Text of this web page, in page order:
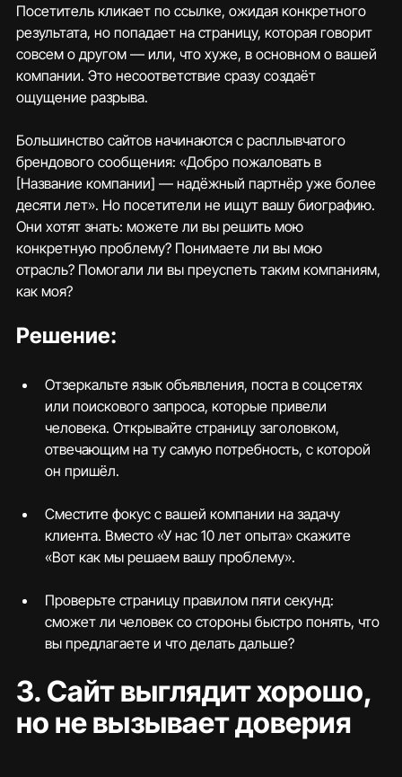
Посетитель кликает по ссылке, ожидая конкретного
результата, но попадает на страницу, которая говорит
совсем о другом — или, что хуже, в основном о вашей
компании. Это несоответствие сразу создаёт
ощущение разрыва.
Большинство сайтов начинаются с расплывчатого
брендового сообщения: «Добро пожаловать в
[Название компании] — надёжный партнёр уже более
десяти лет». Но посетители не ищут вашу биографию.
Они хотят знать: можете ли вы решить мою
конкретную проблему? Понимаете ли вы мою
отрасль? Помогали ли вы преуспеть таким компаниям,
как моя?
Решение:
Отзеркальте язык объявления, поста в соцсетях
или поискового запроса, которые привели
человека. Открывайте страницу заголовком,
отвечающим на ту самую потребность, с которой
он пришёл.
Сместите фокус с вашей компании на задачу
клиента. Вместо «У нас 10 лет опыта» скажите
«Вот как мы решаем вашу проблему».
Проверьте страницу правилом пяти секунд:
сможет ли человек со стороны быстро понять, что
вы предлагаете и что делать дальше?
3. Сайт выглядит хорошо,
но не вызывает доверия